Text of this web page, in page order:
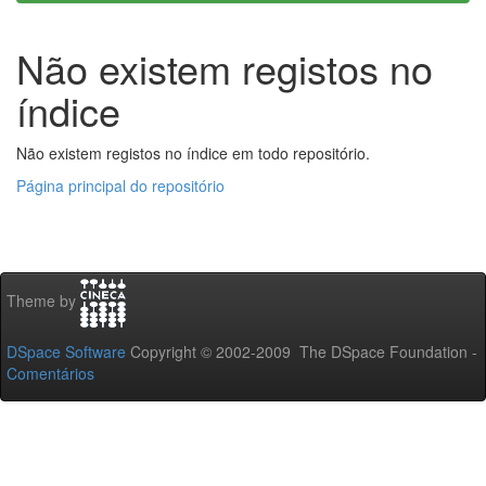
Não existem registos no
índice
Não existem registos no índice em todo repositório.
Página principal do repositório
Theme by
DSpace Software Copyright © 2002-2009 The DSpace Foundation -
Comentários